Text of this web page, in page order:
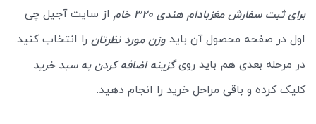
برای ثبت سفارش مغزبادام هندی 320 خام
از سایت آجیل چی
اول در صفحه محصول آن باید وزن مورد نظرتان را انتخاب کنید.
در مرحله بعدی هم باید رویگزینه اضافه کردن به سبد خرید
کلیک کرده و باقی مراحل خرید را انجام دهید.